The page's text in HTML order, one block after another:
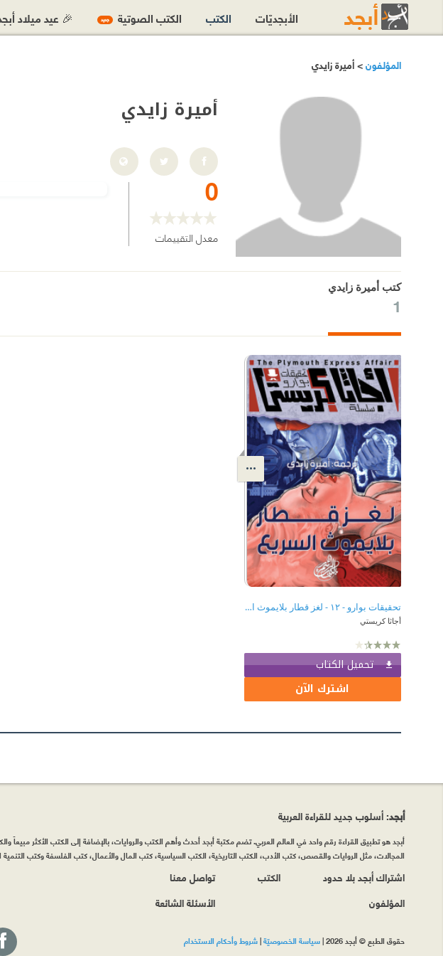
المؤلفون> أميرة زايدي
أميرة زايدي
0
معدل التقييمات
كتب أميرة زايدي
1
تحقيقات بوارو - ١٢ - لغز قطار بلايموث السريع
أجاثا كريستي
تحميل الكتاب
اشترك الآن
الأبجديّات الكتب الكتب الصوتية جديد 🎉 عيد ميلاد
أبجد: أسلوب جديد للقراءة العربية
أبجد هو تطبيق القراءة رقم واحد في العالم العربي. تضم مكتبة أبجد أحدث وأهم الكتب والروايات، بالإضافة إلى الكتب الأكثر مبيعاً
المجالات، مثل الروايات والقصص، كتب الأدب، الكتب التاريخية، الكتب السياسية، كتب المال والأعمال، كتب الفلسفة وكتب التنمية
اشتراك أبجد بلا حدود
المؤلفون
الكتب
تواصل معنا
الأسئلة الشائعة
حقوق الطبع © أبجد 2026 |سياسة الخصوصيّة|شروط وأحكام الاستخدام